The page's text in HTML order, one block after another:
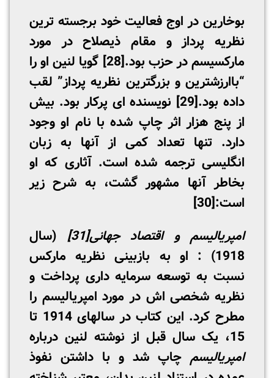
بوخارین در اوج فعالیت خود برجسته­ ترین
نظریه­ پرداز و مقام ذیصلاح در مورد
مارکسیسم در حزب بود.[28]
گویا لنین او را
“باارزش­ترین و بزرگترین نظریه­ پرداز” لقب
داده بود.[29]
نویسنده ­ای پرکار بود. بیش
از پنج هزار اثر چاپ شده با نام او وجود
دارد. تنها تعداد کمی از آنها به زبان
انگلیسی ترجمه شده است. آثاری که او
بخاطر آنها مشهور گشت، به شرح زیر
است:[30]
امپریالیسم و اقتصاد جهانی[31]
(سال
1918) : او به بازبینی نظریه مارکس
نسبت به توسعه سرمایه ­داری پرداخت و
نظریه شخصی­ اش در مورد امپریالیسم را
مطرح کرد. این کتاب در سالهای 1914 تا
15، یک سال قبل از نوشته لنین درباره
امپریالیسم چاپ شد و با داشتن نفوذ